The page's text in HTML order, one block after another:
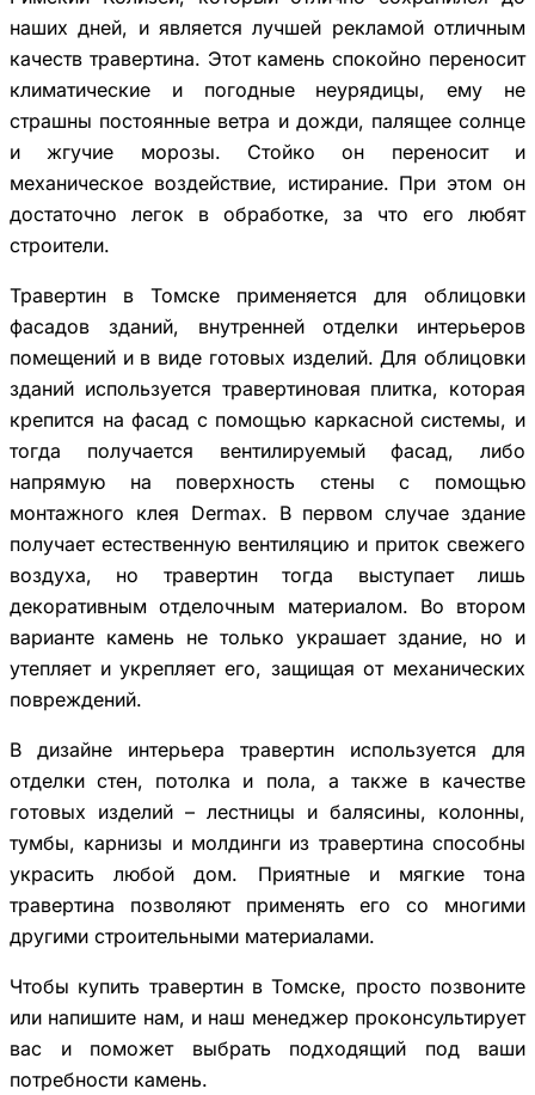
наших дней, и является лучшей рекламой отличным
качеств травертина. Этот камень спокойно переносит
климатические и погодные неурядицы, ему не
страшны постоянные ветра и дожди, палящее солнце
и жгучие морозы. Стойко он переносит и
механическое воздействие, истирание. При этом он
достаточно легок в обработке, за что его любят
строители.
Травертин в Томске применяется для облицовки
фасадов зданий, внутренней отделки интерьеров
помещений и в виде готовых изделий. Для облицовки
зданий используется травертиновая плитка, которая
крепится на фасад с помощью каркасной системы, и
тогда получается вентилируемый фасад, либо
напрямую на поверхность стены с помощью
монтажного клея Dermax. В первом случае здание
получает естественную вентиляцию и приток свежего
воздуха, но травертин тогда выступает лишь
декоративным отделочным материалом. Во втором
варианте камень не только украшает здание, но и
утепляет и укрепляет его, защищая от механических
повреждений.
В дизайне интерьера травертин используется для
отделки стен, потолка и пола, а также в качестве
готовых изделий – лестницы и балясины, колонны,
тумбы, карнизы и молдинги из травертина способны
украсить любой дом. Приятные и мягкие тона
травертина позволяют применять его со многими
другими строительными материалами.
Чтобы купить травертин в Томске, просто позвоните
или напишите нам, и наш менеджер проконсультирует
вас и поможет выбрать подходящий под ваши
потребности камень.